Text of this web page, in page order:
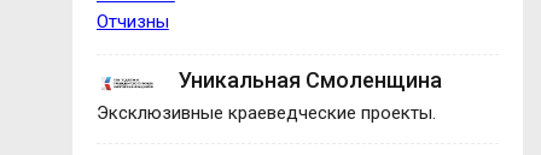
Уникальная Смоленщина
Эксклюзивные краеведческие проекты.